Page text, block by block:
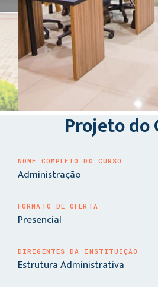
Projeto do
NOME COMPLETO DO CURSO
Administração
FORMATO DE OFERTA
Presencial
DIRIGENTES DA INSTITUIÇÃO
Estrutura Administrativa